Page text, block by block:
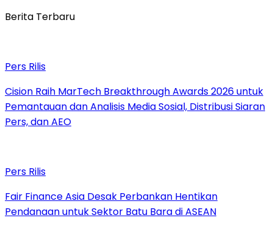
Berita Terbaru
Pers Rilis
Cision Raih MarTech Breakthrough Awards 2026 untuk
Pemantauan dan Analisis Media Sosial, Distribusi Siaran
Pers, dan AEO
Pers Rilis
Fair Finance Asia Desak Perbankan Hentikan
Pendanaan untuk Sektor Batu Bara di ASEAN